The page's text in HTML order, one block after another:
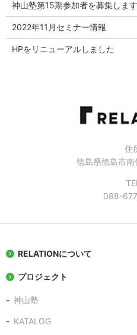
神山塾第15期参加者を募集します
2022年11月セミナー情報
HPをリニューアルしました
住
徳島県徳島市
TEL
088-
RELATIONについて
プロジェクト
神山塾
KATALOG